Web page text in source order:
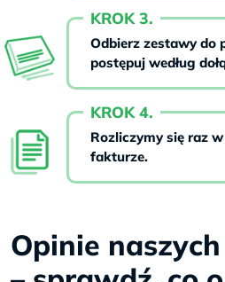
KROK 3.
Odbierz zestawy do
postępuj według
KROK 4.
Rozliczymy się raz
fakturze.
Opinie